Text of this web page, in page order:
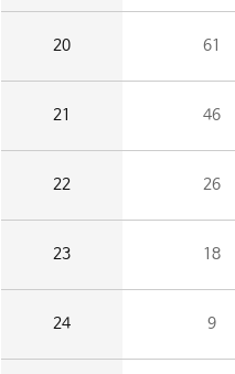
20 61
21 46
22 26
23 18
24 9